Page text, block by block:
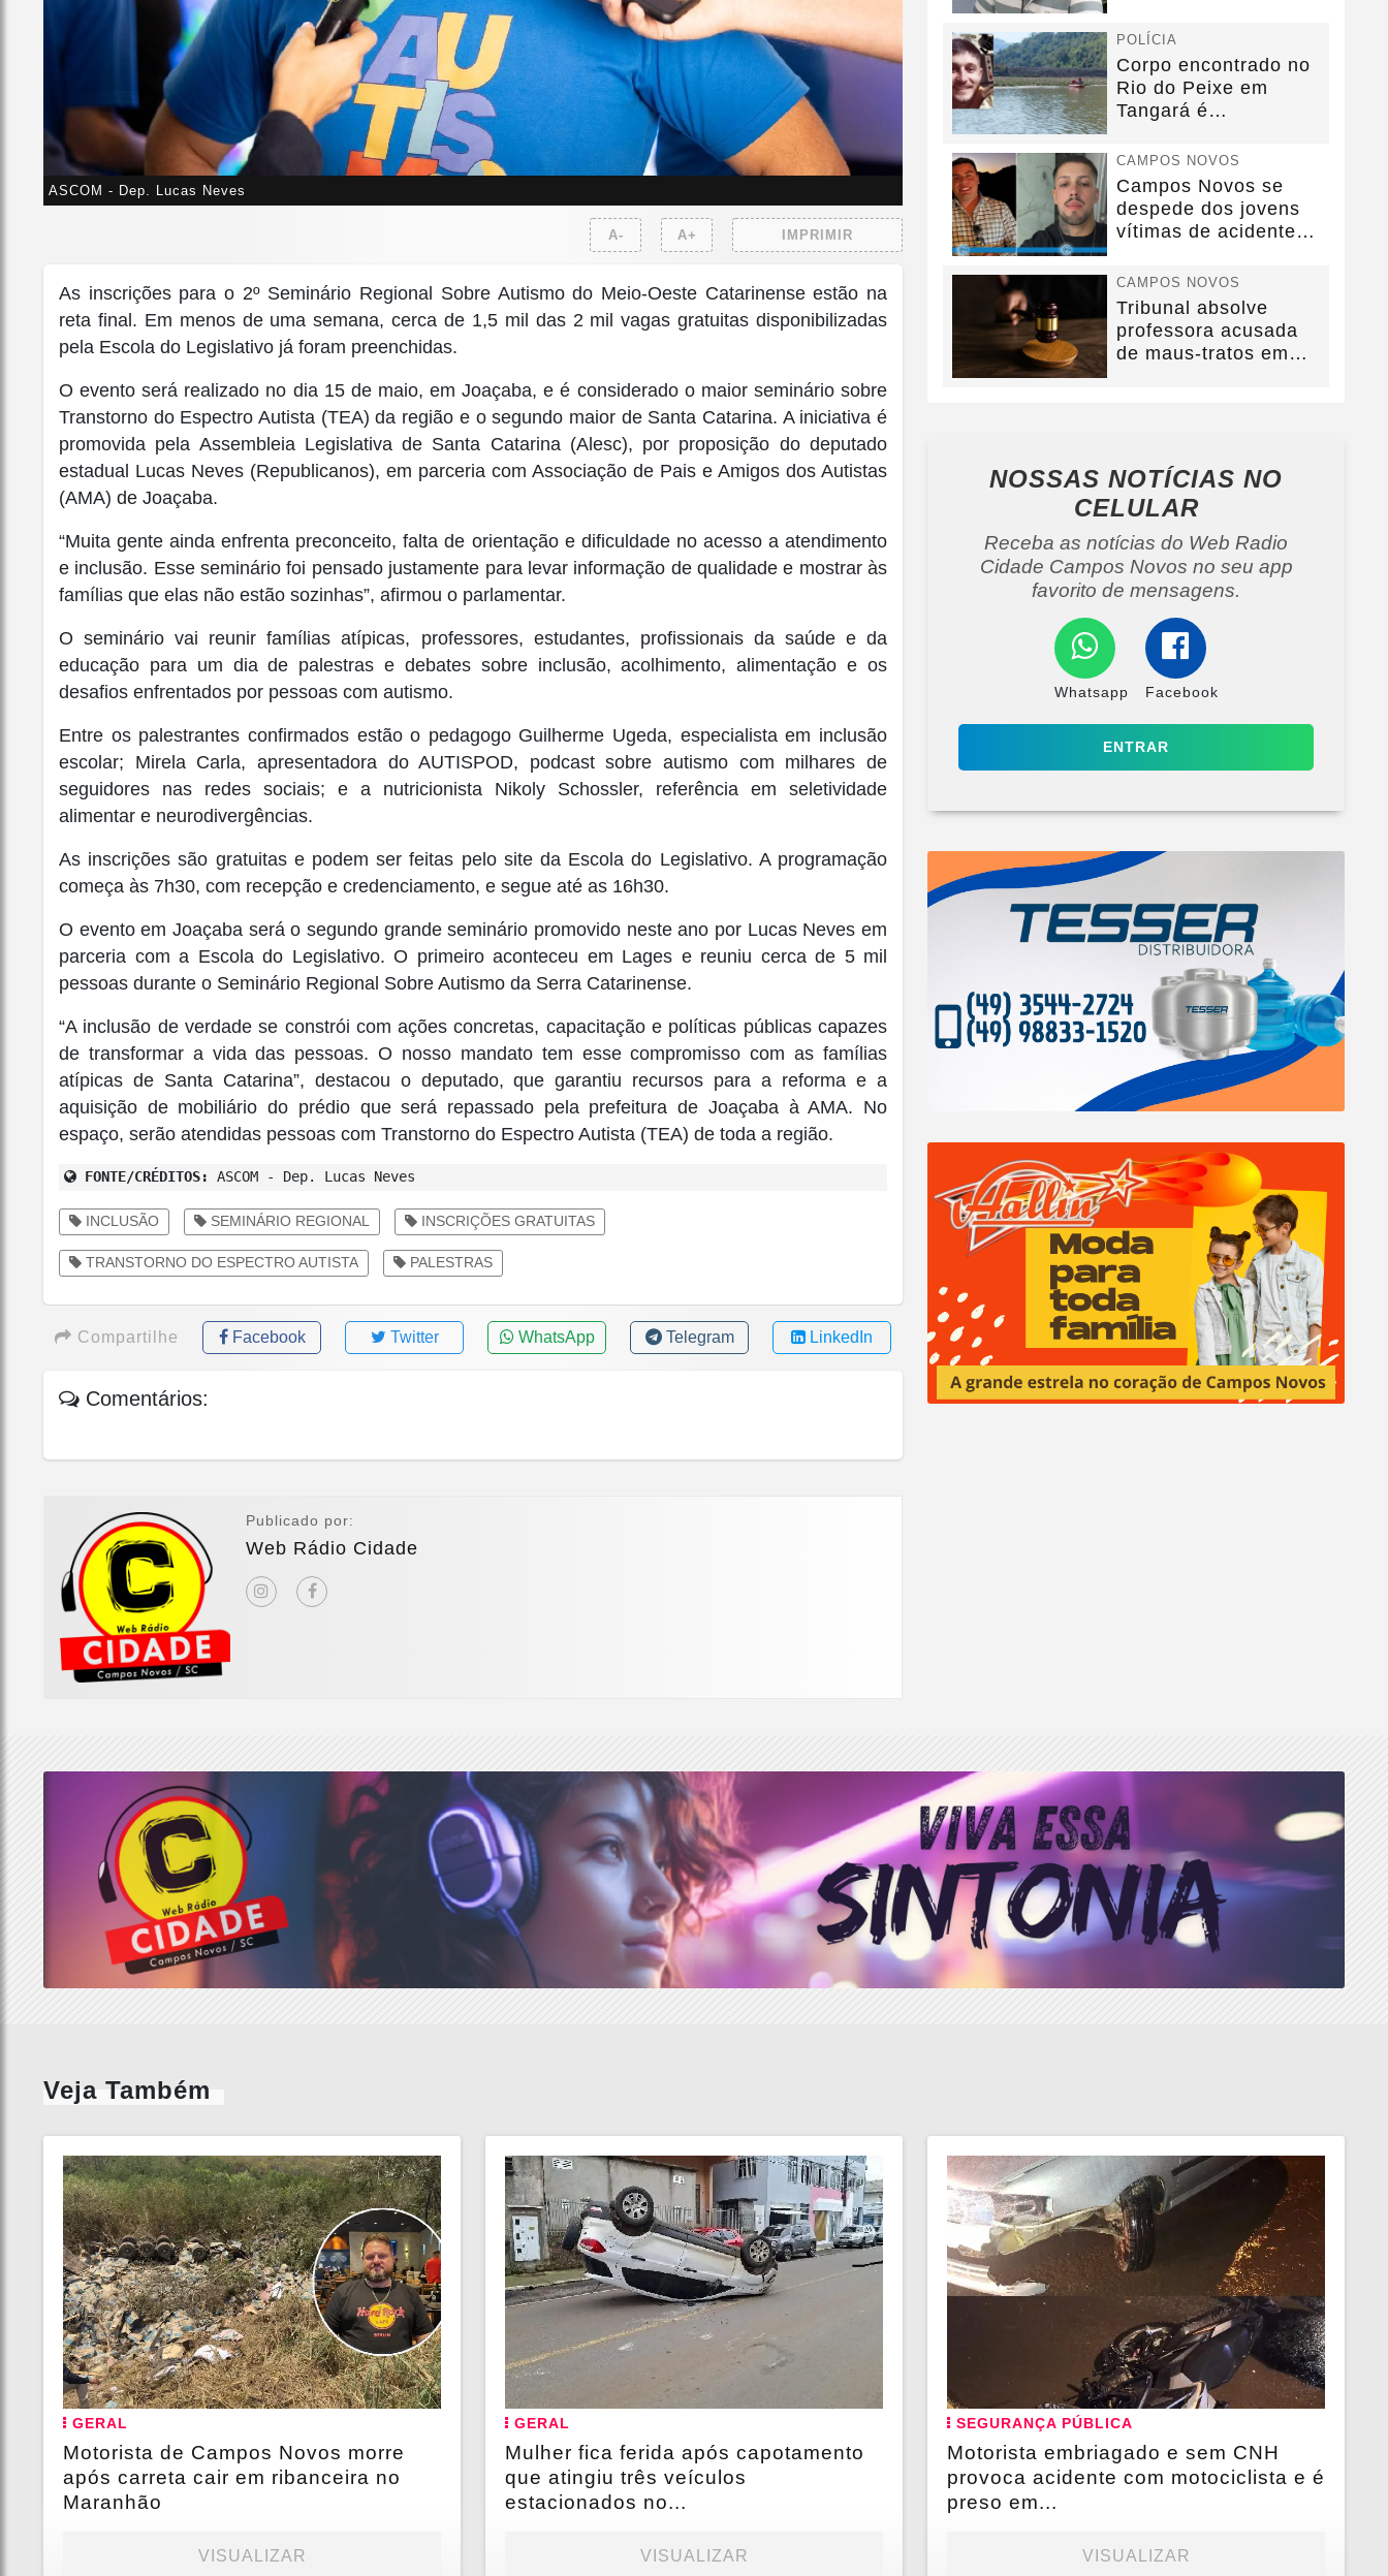
ASCOM - Dep. Lucas Neves
A- A+ IMPRIMIR
As inscrições para o 2º Seminário Regional Sobre Autismo do Meio-Oeste Catarinense estão na
reta final. Em menos de uma semana, cerca de 1,5 mil das 2 mil vagas gratuitas disponibilizadas
pela Escola do Legislativo já foram preenchidas.
O evento será realizado no dia 15 de maio, em Joaçaba, e é considerado o maior seminário sobre
Transtorno do Espectro Autista (TEA) da região e o segundo maior de Santa Catarina. A iniciativa é
promovida pela Assembleia Legislativa de Santa Catarina (Alesc), por proposição do deputado
estadual Lucas Neves (Republicanos), em parceria com Associação de Pais e Amigos dos Autistas
(AMA) de Joaçaba.
“Muita gente ainda enfrenta preconceito, falta de orientação e dificuldade no acesso a atendimento
e inclusão. Esse seminário foi pensado justamente para levar informação de qualidade e mostrar às
famílias que elas não estão sozinhas”, afirmou o parlamentar.
O seminário vai reunir famílias atípicas, professores, estudantes, profissionais da saúde e da
educação para um dia de palestras e debates sobre inclusão, acolhimento, alimentação e os
desafios enfrentados por pessoas com autismo.
Entre os palestrantes confirmados estão o pedagogo Guilherme Ugeda, especialista em inclusão
escolar; Mirela Carla, apresentadora do AUTISPOD, podcast sobre autismo com milhares de
seguidores nas redes sociais; e a nutricionista Nikoly Schossler, referência em seletividade
alimentar e neurodivergências.
As inscrições são gratuitas e podem ser feitas pelo site da Escola do Legislativo. A programação
começa às 7h30, com recepção e credenciamento, e segue até as 16h30.
O evento em Joaçaba será o segundo grande seminário promovido neste ano por Lucas Neves em
parceria com a Escola do Legislativo. O primeiro aconteceu em Lages e reuniu cerca de 5 mil
pessoas durante o Seminário Regional Sobre Autismo da Serra Catarinense.
“A inclusão de verdade se constrói com ações concretas, capacitação e políticas públicas capazes
de transformar a vida das pessoas. O nosso mandato tem esse compromisso com as famílias
atípicas de Santa Catarina”, destacou o deputado, que garantiu recursos para a reforma e a
aquisição de mobiliário do prédio que será repassado pela prefeitura de Joaçaba à AMA. No
espaço, serão atendidas pessoas com Transtorno do Espectro Autista (TEA) de toda a região.
FONTE/CRÉDITOS: ASCOM - Dep. Lucas Neves
INCLUSÃO SEMINÁRIO REGIONAL INSCRIÇÕES GRATUITAS
TRANSTORNO DO ESPECTRO AUTISTA PALESTRAS
Compartilhe Facebook Twitter WhatsApp Telegram LinkedIn
Comentários:
Publicado por:
Web Rádio Cidade
POLÍCIA
Corpo encontrado no
Rio do Peixe em
Tangará é
CAMPOS NOVOS
Campos Novos se
despede dos jovens
vítimas de acidente
CAMPOS NOVOS
Tribunal absolve
professora acusada
de maus-tratos em
NOSSAS NOTÍCIAS NO
CELULAR
Receba as notícias do Web Radio
Cidade Campos Novos no seu app
favorito de mensagens.
Whatsapp Facebook
ENTRAR
Veja Também
GERAL
Motorista de Campos Novos morre
após carreta cair em ribanceira no
Maranhão
VISUALIZAR
GERAL
Mulher fica ferida após capotamento
que atingiu três veículos
estacionados no...
VISUALIZAR
SEGURANÇA PÚBLICA
Motorista embriagado e sem CNH
provoca acidente com motociclista e é
preso em...
VISUALIZAR